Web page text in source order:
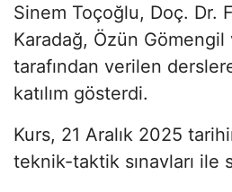
Sinem Toçoğlu, Doç. Dr.
Karadağ, Özün Gömengil
tarafından verilen
katılım gösterdi.
Kurs, 21 Aralık 2025
teknik-taktik sınavları ile